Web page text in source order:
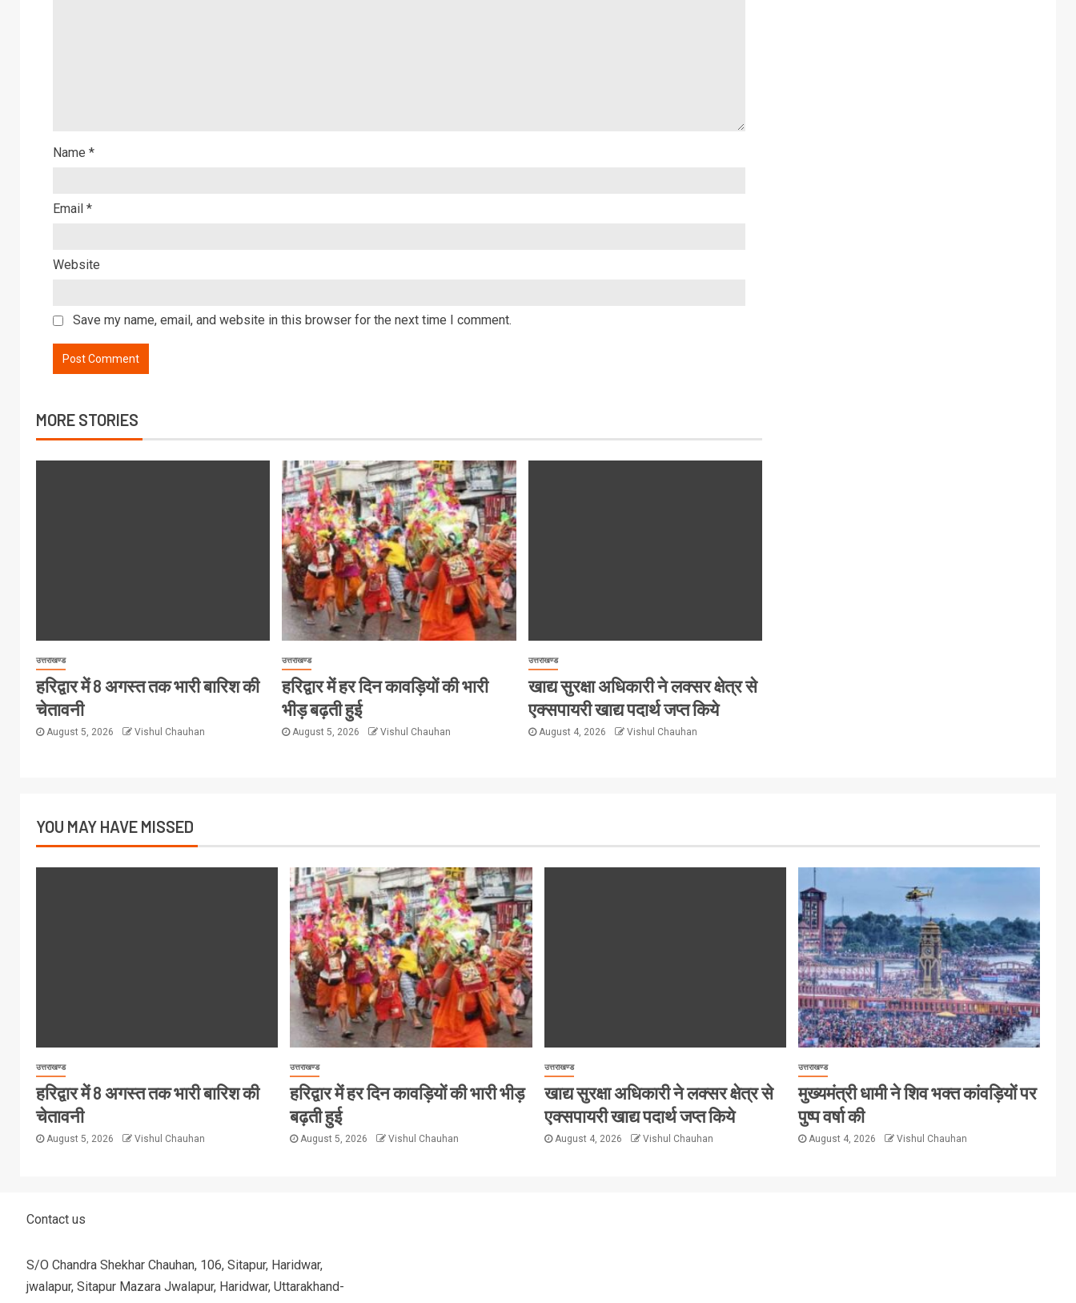
Name *
Email *
Website
Save my name, email, and website in this browser for the next time I comment.
MORE STORIES
उत्तराखण्ड
हरिद्वार में 8 अगस्त तक भारी बारिश की
चेतावनी
August 5, 2026 Vishul Chauhan
उत्तराखण्ड
हरिद्वार में हर दिन कावड़ियों की भारी
भीड़ बढ़ती हुई
August 5, 2026 Vishul Chauhan
उत्तराखण्ड
खाद्य सुरक्षा अधिकारी ने लक्सर क्षेत्र से
एक्सपायरी खाद्य पदार्थ जप्त किये
August 4, 2026 Vishul Chauhan
YOU MAY HAVE MISSED
उत्तराखण्ड
हरिद्वार में 8 अगस्त तक भारी बारिश की
चेतावनी
August 5, 2026 Vishul Chauhan
उत्तराखण्ड
हरिद्वार में हर दिन कावड़ियों की भारी भीड़
बढ़ती हुई
August 5, 2026 Vishul Chauhan
उत्तराखण्ड
खाद्य सुरक्षा अधिकारी ने लक्सर क्षेत्र से
एक्सपायरी खाद्य पदार्थ जप्त किये
August 4, 2026 Vishul Chauhan
उत्तराखण्ड
मुख्यमंत्री धामी ने शिव भक्त कांवड़ियों पर
पुष्प वर्षा की
August 4, 2026 Vishul Chauhan
Contact us
S/O Chandra Shekhar Chauhan, 106, Sitapur, Haridwar,
jwalapur, Sitapur Mazara Jwalapur, Haridwar, Uttarakhand-